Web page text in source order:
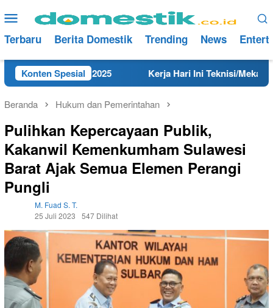
ke
konten
Menu
Mobile
Terbaru Berita Domestik Trending News
Konten Spesial
Tahun 2025 Kerja Hari Ini Teknisi/Mekanik DAMRI
Beranda Hukum dan Pemerintahan
Pulihkan Kepercayaan Publik,
Kakanwil Kemenkumham Sulawesi
Barat Ajak Semua Elemen Perangi
Pungli
M. Fuad S. T.
25 Juli 2023
547 Dilihat